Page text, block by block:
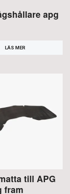
apg
LÄS MER
till APG
fram